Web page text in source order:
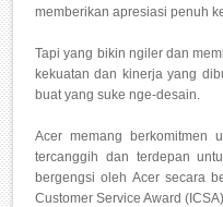
memberikan apresiasi penuh
Tapi yang bikin ngiler dan
kekuatan dan kinerja yang
buat yang suke nge-desain.
Acer memang berkomitmen
tercanggih dan terdepan
bergengsi oleh Acer secara
Customer Service Award